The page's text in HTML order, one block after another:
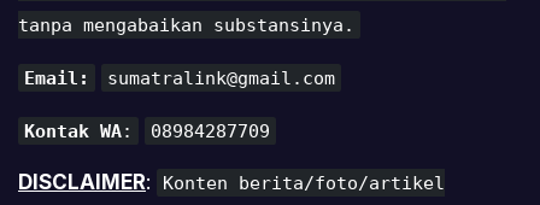
tanpa mengabaikan substansinya.
Email: sumatralink@gmail.com
Kontak WA: 08984287709
DISCLAIMER:
Konten berita/foto/artikel